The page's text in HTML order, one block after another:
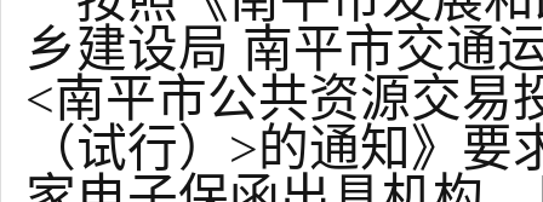
乡建设局 南平市交通
<南平市公共资源交易
（试行）>的通知》要